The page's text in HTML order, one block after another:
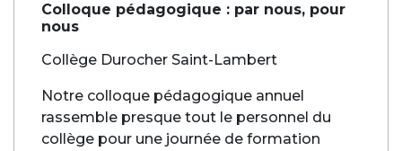
Colloque pédagogique : par nous, pour
nous
Collège Durocher Saint-Lambert
Notre colloque pédagogique annuel
rassemble presque tout le personnel du
collège pour une journée de formation